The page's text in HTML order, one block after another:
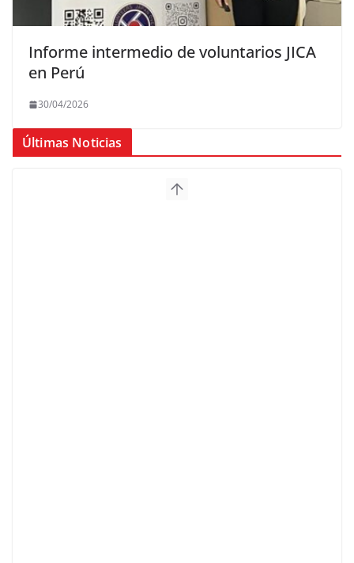
Informe intermedio de voluntarios JICA
en Perú
30/04/2026
Últimas Noticias